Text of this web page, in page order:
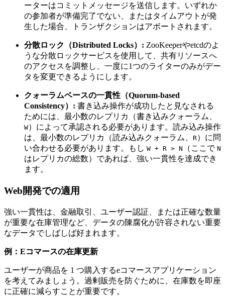
ーターはコミットメッセージを送信します。いずれか
の参加者が準備完了でない、またはタイムアウトが発
生した場合、トランザクションはアボートされます。
分散ロック（Distributed Locks）: ZooKeeperやetcdのよ
うな分散ロックサービスを使用して、共有リソースへ
のアクセスを調整し、一度に1つのライターのみがデー
タを変更できるようにします。
クォーラムベースの一貫性（Quorum-based
Consistency）: 書き込み操作が成功したと見なされる
ためには、最小数のレプリカ（書き込みクォーラム、
W）によって承認される必要があります。読み込み操作
は、最小数のレプリカ（読み込みクォーラム、 R）に問
い合わせる必要があります。もし W + R > N （ここで N
はレプリカの総数）であれば、強い一貫性を達成でき
ます。
Web開発での適用
強い一貫性は、金融取引、ユーザー認証、または正確な数量
が重要な在庫管理など、データの陳腐化が許容されない重要
なデータでしばしば好まれます。
例：Eコマースの在庫更新
ユーザーが商品を 1 つ購入するeコマースアプリケーション
を考えてみましょう。過剰販売を防ぐために、在庫数を即座
に正確に減らすことが重要です。